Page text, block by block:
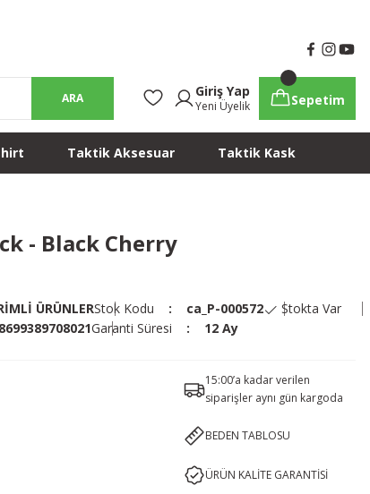
ARA Giriş Yap
Yeni Üyelik Sepetim
Taktik Aksesuar Taktik Kask
- Black Cherry
ÜRÜNLERStok Kodu ca_P-000572
Stokta Var
8699389708021Garanti Süresi 12 Ay
15:00’a kadar verilen
siparişler aynı gün kargoda
BEDEN TABLOSU
ÜRÜN KALİTE GARANTİSİ